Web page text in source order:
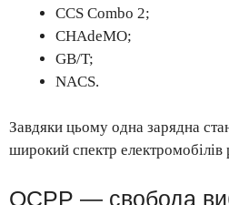
CCS Combo 2;
CHAdeMO;
GB/T;
NACS.
Завдяки цьому одна зарядна
широкий спектр електромобілів
OCPP — свобода